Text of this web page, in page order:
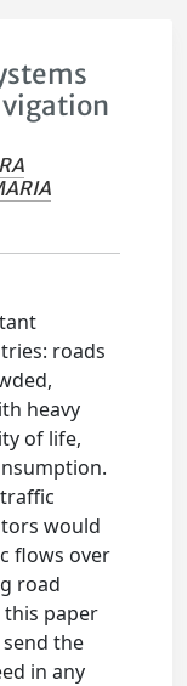
roads
heavy
of life,
would
flows over
road
this paper
the
in any